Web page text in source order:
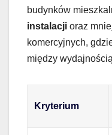
budynków
instalacji oraz
komercyjnych,
między
Kryterium